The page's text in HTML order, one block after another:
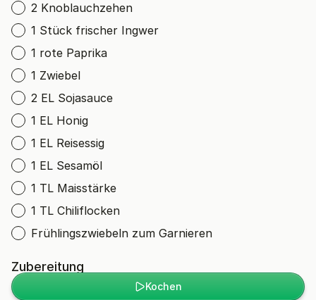
2 Knoblauchzehen
1 Stück frischer Ingwer
1 rote Paprika
1 Zwiebel
2 EL Sojasauce
1 EL Honig
1 EL Reisessig
1 EL Sesamöl
1 TL Maisstärke
1 TL Chiliflocken
Frühlingszwiebeln zum Garnieren
Zubereitung
Kochen